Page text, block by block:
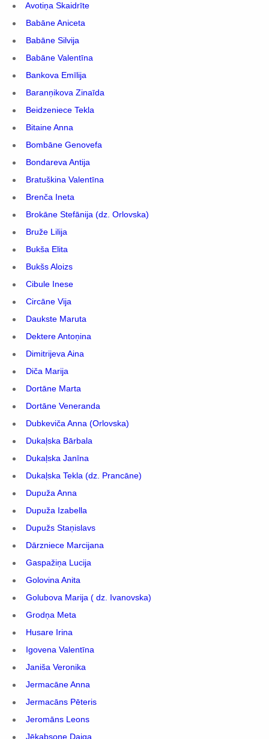
Avotiņa Skaidrīte
Babāne Aniceta
Babāne Silvija
Babāne Valentīna
Bankova Emīlija
Baranņikova Zinaīda
Beidzeniece Tekla
Bitaine Anna
Bombāne Genovefa
Bondareva Antija
Bratuškina Valentīna
Brenča Ineta
Brokāne Stefānija (dz. Orlovska)
Bruže Lilija
Bukša Elita
Bukšs Aloizs
Cibule Inese
Circāne Vija
Daukste Maruta
Dektere Antoņina
Dimitrijeva Aina
Diča Marija
Dortāne Marta
Dortāne Veneranda
Dubkeviča Anna (Orlovska)
Dukaļska Bārbala
Dukaļska Janīna
Dukaļska Tekla (dz. Prancāne)
Dupuža Anna
Dupuža Izabella
Dupužs Staņislavs
Dārzniece Marcijana
Gaspažiņa Lucija
Golovina Anita
Golubova Marija ( dz. Ivanovska)
Grodņa Meta
Husare Irina
Igovena Valentīna
Janiša Veronika
Jermacāne Anna
Jermacāns Pēteris
Jeromāns Leons
Jēkabsone Daiga